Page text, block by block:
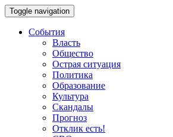
Toggle navigation
События
Власть
Общество
Острая ситуация
Политика
Образование
Культура
Скандалы
Прогноз
Отклик есть!